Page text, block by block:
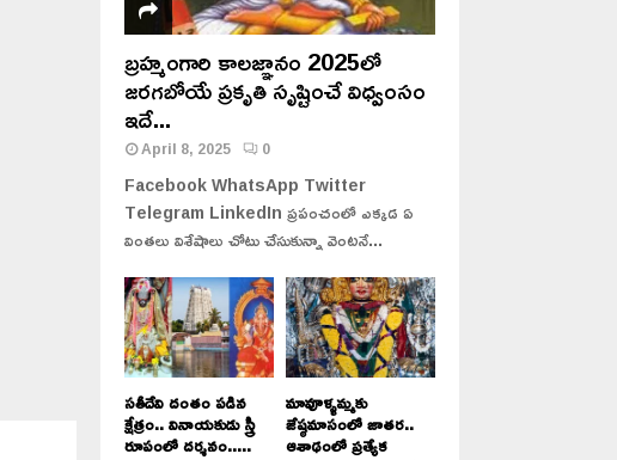
బ్రహ్మంగారి కాలజ్ఞానం 2025లో
జరగబోయే ప్రకృతి సృష్టించే విధ్వంసం
ఇదే...
April 8, 2025 0
Facebook WhatsApp Twitter
Telegram LinkedIn ప్రపంచంలో ఎక్కడ ఏ
వింతలు విశేషాలు చోటు చేసుకున్నా వెంటనే...
సతీదేవి దంతం పడిన
క్షేత్రం.. వినాయకుడు స్త్రీ
రూపంలో దర్శనం.....
మావూళ్ళమ్మకు
జేష్ఠమాసంలో జాతర..
ఆశాఢంలో ప్రత్యేక